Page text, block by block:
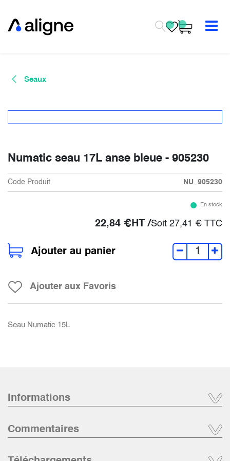
Seaux
Numatic seau 17L anse bleue - 905230
Code Produit NU_905230
En stock
22,84 €HT /Soit 27,41 € TTC
Ajouter au panier
Ajouter aux Favoris
Seau Numatic 15L
Informations
Commentaires